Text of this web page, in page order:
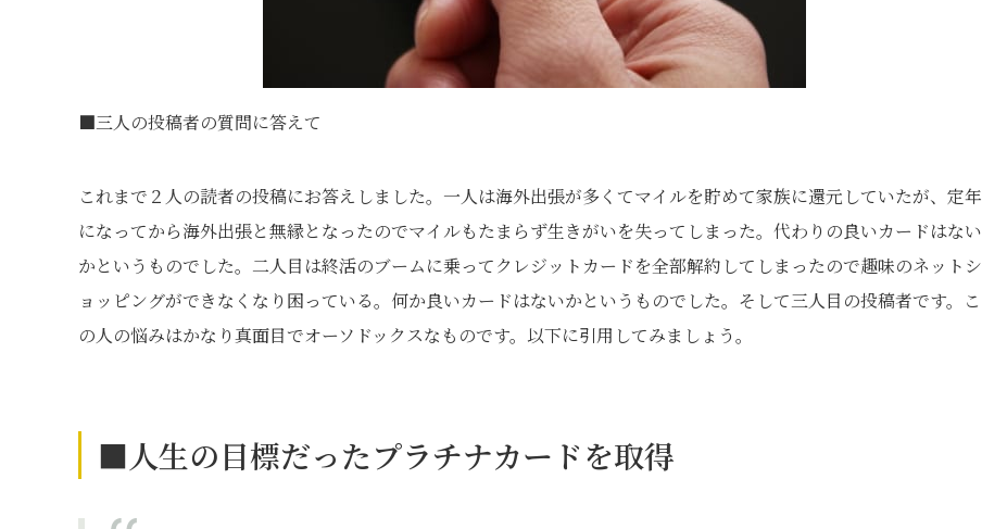
■三人の投稿者の質問に答えて
これまで２人の読者の投稿にお答えしました。一人は海外出張が多くてマイルを貯めて家族に還元していたが、定年
になってから海外出張と無縁となったのでマイルもたまらず生きがいを失ってしまった。代わりの良いカードはない
かというものでした。二人目は終活のブームに乗ってクレジットカードを全部解約してしまったので趣味のネットシ
ョッピングができなくなり困っている。何か良いカードはないかというものでした。そして三人目の投稿者です。こ
の人の悩みはかなり真面目でオーソドックスなものです。以下に引用してみましょう。
■人生の目標だったプラチナカードを取得